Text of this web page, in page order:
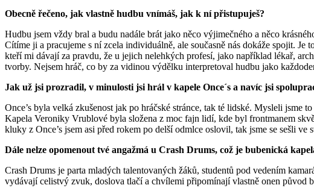
Obecně řečeno, jak vlastně hudbu vnímáš, jak k ní přistupuješ?
Hudbu jsem vždy bral a budu nadále brát jako něco výjimečného a něco
Cítíme ji a pracujeme s ní zcela individuálně, ale současně nás dokáže spojit.
kteří mi dávají za pravdu, že u jejich nelehkých profesí, jako například lékař,
tvorby. Nejsem hráč, co by za vidinou výdělku interpretoval hudbu jako
Jak už jsi prozradil, v minulosti jsi hrál v kapele Once´s a navíc jsi
Once’s byla velká zkušenost jak po hráčské stránce, tak té lidské. Mysleli
Kapela Veroniky Vrublové byla složena z moc fajn lidí, kde byl frontmanem
kluky z Once’s jsem asi před rokem po delší odmlce oslovil, tak jsme se sešli ve
Dále nelze opomenout tvé angažmá u Crash Drums, což je bubenická
Crash Drums je parta mladých talentovaných žáků, studentů pod vedením
vydávají celistvý zvuk, doslova tlačí a chvílemi připomínají vlastně onen původ